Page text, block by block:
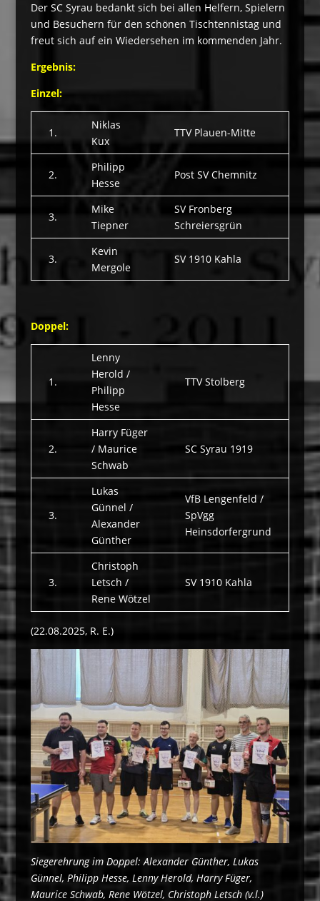
Der SC Syrau bedankt sich bei allen Helfern, Spielern
und Besuchern für den schönen Tischtennistag und
freut sich auf ein Wiedersehen im kommenden Jahr.
Ergebnis:
Einzel:
1.
Niklas
Kux
TTV Plauen-Mitte
2.
Philipp
Hesse
Post SV Chemnitz
3.
Mike
Tiepner
SV Fronberg
Schreiersgrün
3.
Kevin
Mergole
SV 1910 Kahla
Doppel:
1.
Lenny
Herold /
Philipp
Hesse
TTV Stolberg
2.
Harry Füger
/ Maurice
Schwab
SC Syrau 1919
3.
Lukas
Günnel /
Alexander
Günther
VfB Lengenfeld /
SpVgg
Heinsdorfergrund
3.
Christoph
Letsch /
Rene Wötzel
SV 1910 Kahla
(22.08.2025, R. E.)
Siegerehrung im Doppel: Alexander Günther, Lukas
Günnel, Philipp Hesse, Lenny Herold, Harry Füger,
Maurice Schwab, Rene Wötzel, Christoph Letsch (v.l.)